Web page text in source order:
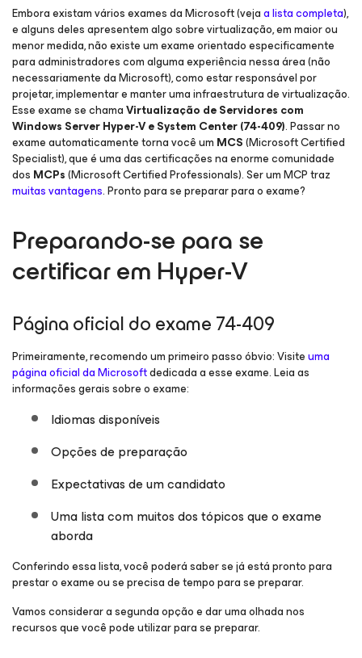
Embora existam vários exames da Microsoft (vejaa lista completa),
e alguns deles apresentem algo sobre virtualização, em maior ou
menor medida, não existe um exame orientado especificamente
para administradores com alguma experiência nessa área (não
necessariamente da Microsoft), como estar responsável por
projetar, implementar e manter uma infraestrutura de virtualização.
Esse exame se chamaVirtualização de Servidores com
Windows Server Hyper-V e System Center (74-409). Passar no
exame automaticamente torna você um MCS(Microsoft Certified
Specialist), que é uma das certificações na enorme comunidade
dos MCPs(Microsoft Certified Professionals). Ser um MCP traz
muitas vantagens. Pronto para se preparar para o exame?
Preparando-se para se
certificar em Hyper-V
Página oficial do exame 74-409
Primeiramente, recomendo um primeiro passo óbvio: Visiteuma
página oficial da Microsoftdedicada a esse exame. Leia as
informações gerais sobre o exame:
Idiomas disponíveis
Opções de preparação
Expectativas de um candidato
Uma lista com muitos dos tópicos que o exame
aborda
Conferindo essa lista, você poderá saber se já está pronto para
prestar o exame ou se precisa de tempo para se preparar.
Vamos considerar a segunda opção e dar uma olhada nos
recursos que você pode utilizar para se preparar.